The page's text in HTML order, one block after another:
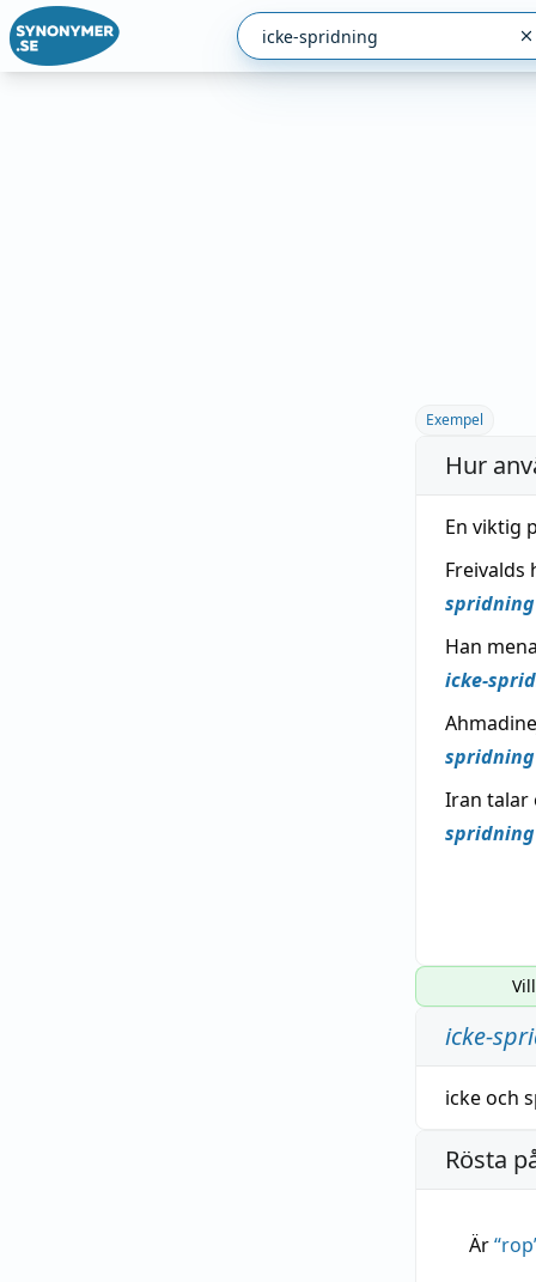
Exempel
Hur
En viktig
Freivalds
spridning
Han
icke-
spridning
Iran talar
spridning
icke-
ickeoch
Rösta
Är“rop